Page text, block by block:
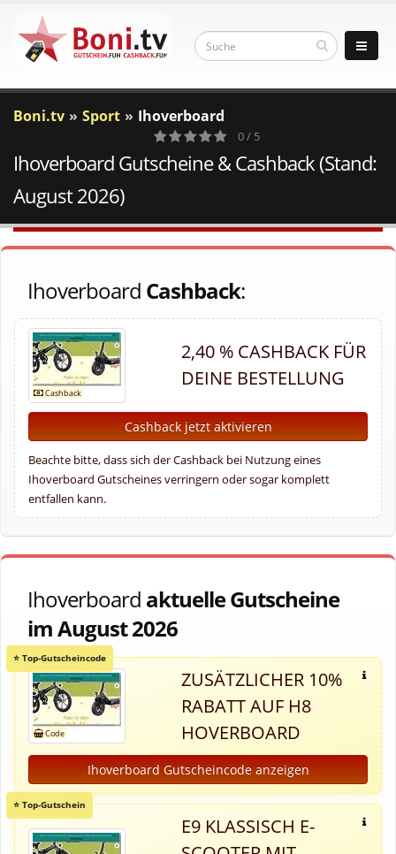
Boni.tv Sport Ihoverboard
0
Votes
0 / 5
Ihoverboard Gutscheine & Cashback (Stand:
August 2026)
Ihoverboard Cashback:
2,40 % CASHBACK FÜR
DEINE BESTELLUNG
Cashback jetzt aktivieren
Beachte bitte, dass sich der Cashback bei Nutzung eines
Ihoverboard Gutscheines verringern oder sogar komplett
entfallen kann.
Ihoverboard aktuelle Gutscheine
im August 2026
ZUSÄTZLICHER 10%
RABATT AUF H8
HOVERBOARD
Ihoverboard Gutscheincode anzeigen
E9 KLASSISCH E-